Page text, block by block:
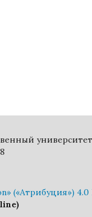
(«Атрибуция») 4.0